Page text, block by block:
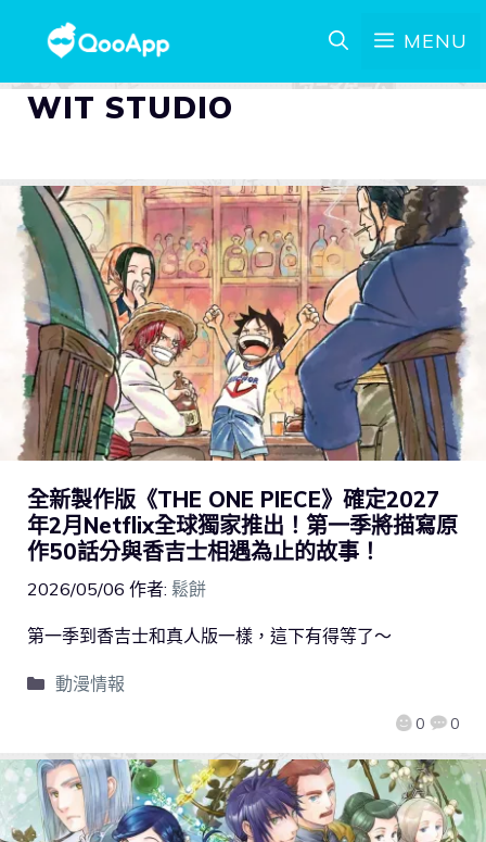
MENU
WIT STUDIO
全新製作版《THE ONE PIECE》確定2027
年2月Netflix全球獨家推出！第一季將描寫原
作50話分與香吉士相遇為止的故事！
2026/05/06 作者: 鬆餅
0 0
第一季到香吉士和真人版一樣，這下有得等了～
動漫情報